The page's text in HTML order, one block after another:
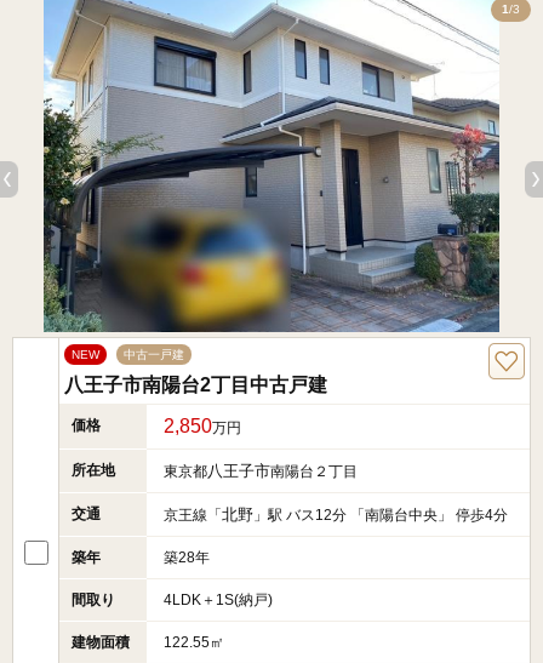
1/3
NEW 中古一戸建
八王子市南陽台2丁目中古戸建
価格 2,850万円
所在地 東京都八王子市南陽台２丁目
交通 京王線「 北野 」駅 バス12分 「南陽台中央」 停歩4分
築年 築28年
間取り 4LDK＋1S(納戸)
建物面積 122.55㎡